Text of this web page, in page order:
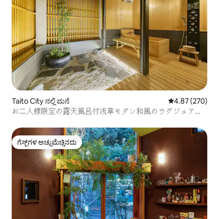
Taito City ನಲ್ಲಿ ಮನೆ 5 ರಲ್ಲಿ 4.87
4.87 (270)
お二人様限定の露天風呂付浅草モダン和風のラグジュアリ
ಗೆಸ್ಟ್‌ಗಳ ಅಚ್ಚುಮೆಚ್ಚಿನದು
ಗೆಸ್ಟ್‌ಗಳ ಅಚ್ಚುಮೆಚ್ಚಿನದು